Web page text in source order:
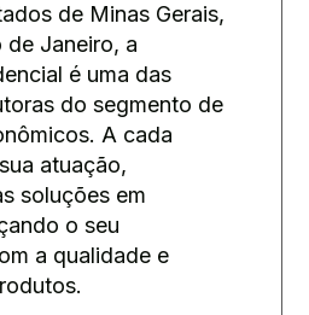
de Minas Gerais,
de Janeiro, a
é uma das
do segmento de
A cada
atuação,
soluções em
o seu
a qualidade e